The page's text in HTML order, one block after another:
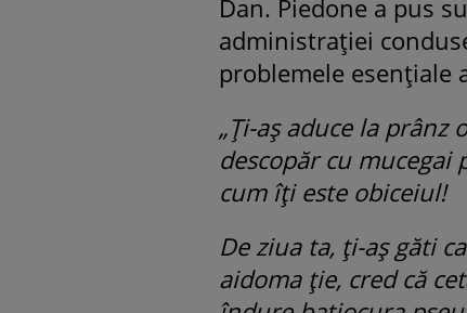
Dan. Piedone a pus
administrației
problemele esențiale
„Ți-aș aduce la
descopăr cu
cum îți este obiceiul!
De ziua ta, ți-aș găti
aidoma ție, cred că